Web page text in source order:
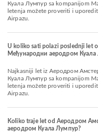
Куала Лумпур sa kompanijom
letenja možete proveriti i
Airpazu.
U koliko sati polazi poslednji let
Међународни аеродром Куала
Najkasniji let iz Aеродром Амстердам Схипхол za Међународни аеродром
Куала Лумпур sa kompanijom
letenja možete proveriti i
Airpazu.
Koliko traje let od Aеродром
аеродром Куала Лумпур?